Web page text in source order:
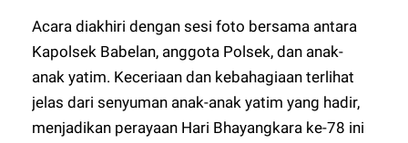
Acara diakhiri dengan sesi foto bersama antara
Kapolsek Babelan, anggota Polsek, dan anak-
anak yatim. Keceriaan dan kebahagiaan terlihat
jelas dari senyuman anak-anak yatim yang hadir,
menjadikan perayaan Hari Bhayangkara ke-78 ini